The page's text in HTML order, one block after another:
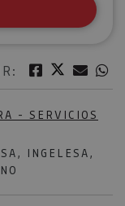
Facebook
Twitter
- SERVICIOS
INGELESA,